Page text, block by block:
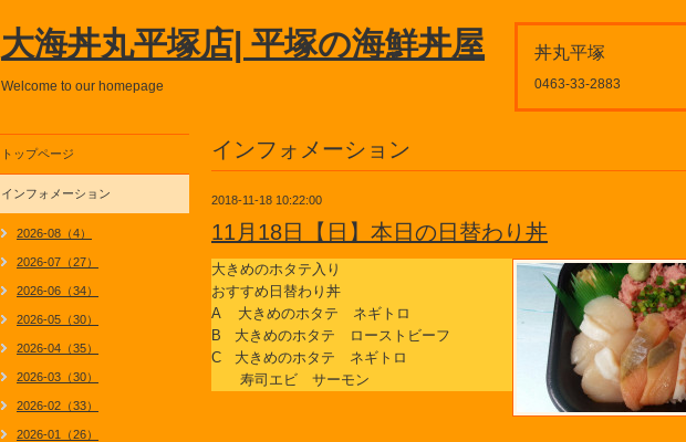
丼丸平塚
0463-33-2883
大海丼丸平塚店| 平塚の海鮮丼屋
Welcome to our homepage
インフォメーション
2018-11-18 10:22:00
11月18日【日】本日の日替わり丼
大きめのホタテ入り
おすすめ日替わり丼
A 大きめのホタテ ネギトロ
B 大きめのホタテ ローストビーフ
C 大きめのホタテ ネギトロ
寿司エビ サーモン
トップページ
インフォメーション
2026-08（4）
2026-07（27）
2026-06（34）
2026-05（30）
2026-04（35）
2026-03（30）
2026-02（33）
2026-01（26）